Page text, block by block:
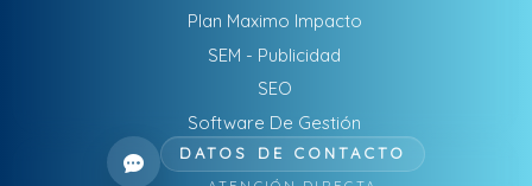
Plan Maximo Impacto
SEM - Publicidad
SEO
Software De Gestión
DATOS DE CONTACTO